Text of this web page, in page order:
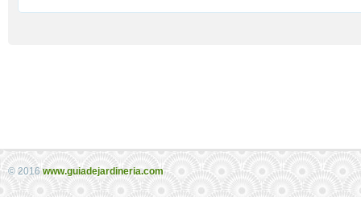
© 2016 www.guiadejardineria.com